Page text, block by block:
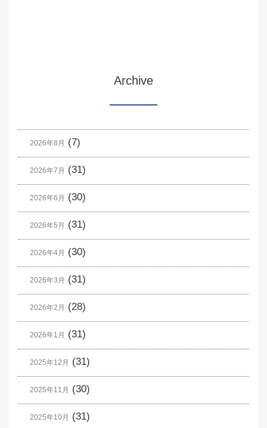
Archive
2026年8月 (7)
2026年7月 (31)
2026年6月 (30)
2026年5月 (31)
2026年4月 (30)
2026年3月 (31)
2026年2月 (28)
2026年1月 (31)
2025年12月 (31)
2025年11月 (30)
2025年10月 (31)